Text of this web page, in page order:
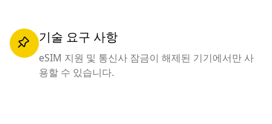
기술 요구 사항
eSIM 지원 및 통신사 잠금이 해제된 기기에서만 사
용할 수 있습니다.